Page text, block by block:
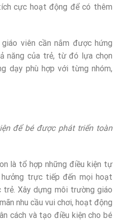
cực hoạt động để có thêm
viên cần nắm được hứng
năng của trẻ, từ đó lựa chọn
dạy phù hợp với từng nhóm,
để bé được phát triển toàn
là tổ hợp những điều kiện tự
trực tiếp đến mọi hoạt
Xây dựng môi trường giáo
nhu cầu vui chơi, hoạt động
cách và tạo điều kiện cho bé